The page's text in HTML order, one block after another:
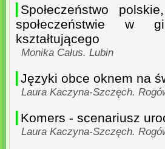
Społeczeństwo
społeczeństwie w
kształtującego
Monika Całus. Lubin
Języki obce oknem na
Laura Kaczyna-Szczęch.
Komers - scenariusz
Laura Kaczyna-Szczęch.